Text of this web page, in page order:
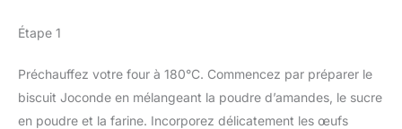
Étape 1
Préchauffez votre four à 180°C. Commencez par préparer le
biscuit Joconde en mélangeant la poudre d’amandes, le sucre
en poudre et la farine. Incorporez délicatement les œufs